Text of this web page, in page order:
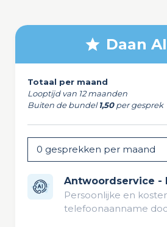
Daan AI
Totaal per maand
Looptijd van 12 maanden
Buiten de bundel1,50per gesprek
Antwoordservice -
Persoonlijke en
telefoonaanname